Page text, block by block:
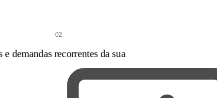
demandas recorrentes da sua
02